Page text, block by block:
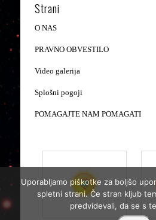
Strani
O NAS
PRAVNO OBVESTILO
Video galerija
Splošni pogoji
POMAGAJTE NAM POMAGATI
Uporabljamo piškotke za boljšo
spletni strani. Če stran kljub
predvidevali, da se s